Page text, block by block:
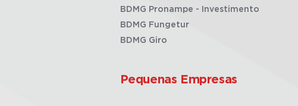
BDMG Pronampe - Investimento
BDMG Fungetur
BDMG Giro
Pequenas Empresas